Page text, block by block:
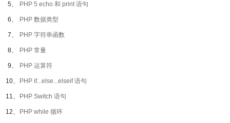
5、 PHP 5 echo 和 print 语句
6、 PHP 数据类型
7、 PHP 字符串函数
8、 PHP 常量
9、 PHP 运算符
10、 PHP if...else...elseif 语句
11、 PHP Switch 语句
12、 PHP while 循环